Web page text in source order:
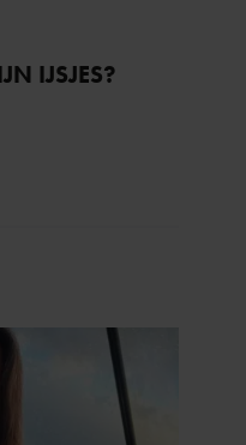
IJSJES?